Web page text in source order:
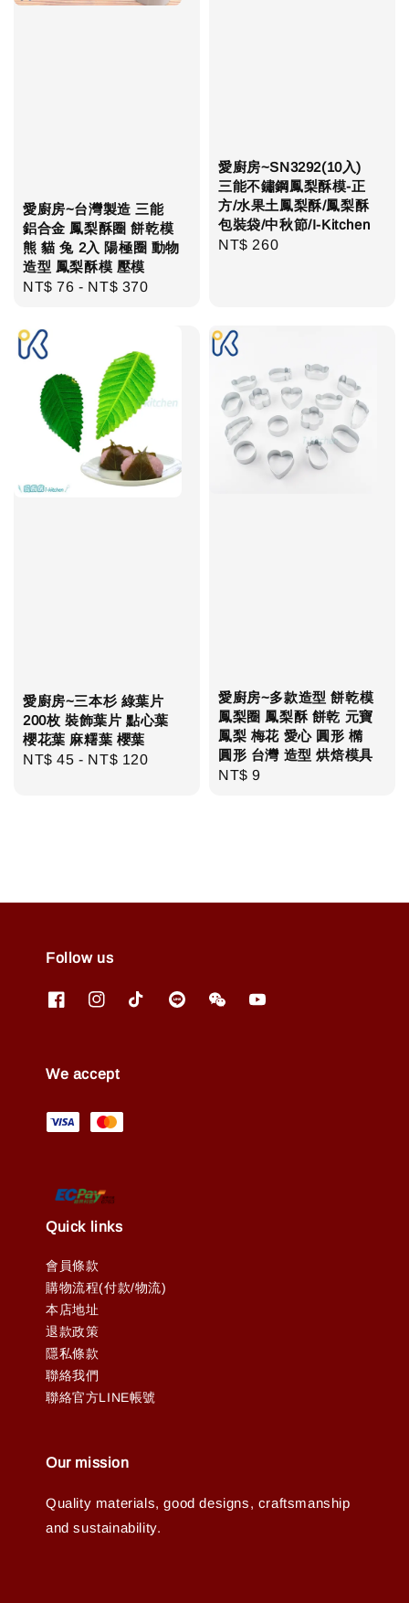
愛廚房~台灣製造 三能
鋁合金 鳳梨酥圈 餅乾模
熊 貓 兔 2入 陽極圈 動物
造型 鳳梨酥模 壓模
Regular
NT$ 76 - NT$ 370
愛廚房~SN3292(10入)
三能不鏽鋼鳳梨酥模-正
方/水果土鳳梨酥/鳳梨酥
包裝袋/中秋節/I-Kitchen
Regular
NT$ 260
愛廚房~三本杉 綠葉片
200枚 裝飾葉片 點心葉
櫻花葉 麻糬葉 櫻葉
Regular
NT$ 45 - NT$ 120
愛廚房~多款造型 餅乾模
鳳梨圈 鳳梨酥 餅乾 元寶
鳳梨 梅花 愛心 圓形 橢
圓形 台灣 造型 烘焙模具
Regular
NT$ 9
Follow us
We accept
Quick links
會員條款
購物流程(付款/物流)
本店地址
退款政策
隱私條款
聯絡我們
聯絡官方LINE帳號
Our mission
Quality materials, good designs, craftsmanship
and sustainability.